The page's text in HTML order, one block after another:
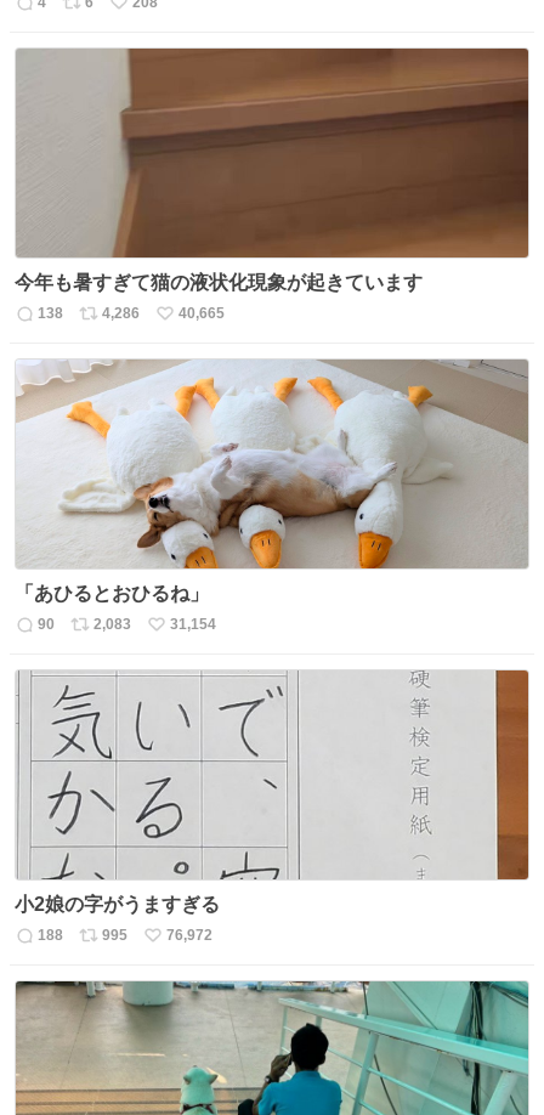
返
リ
い
今年も暑すぎて猫の液状化現象が起きています
返
138
リ
ス
ト
数
4,286
い
ね
数
40,665
「あひるとおひるね」
返
90
リ
ト
数
2,083
い
31,154
小2娘の字がうますぎる
返
数
188
リ
ス
995
い
ね
76,972